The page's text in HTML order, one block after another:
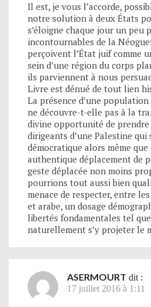
Il est, je vous l’accorde,
notre solution à deux États
s’éloigne chaque jour un peu
incontournables de la
perçoivent l’État juif comme
sein d’une région du corps
ils parviennent à nous
Livre est dénué de tout lien
La présence d’une
ne découvre-t-elle pas à la
divine opportunité de prendre
dirigeants d’une Palestine qui
démocratique alors même
authentique déplacement de
geste déplacée non moins
pourrions tout aussi bien
menace de respecter, entre
et arabe, un dosage
libertés fondamentales tel
naturellement s’y projeter le
ASERMOURT dit :
17 juillet 2016 à 1:11